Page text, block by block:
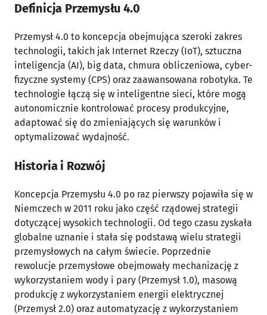
Definicja Przemysłu 4.0
Przemysł 4.0 to koncepcja obejmująca szeroki zakres
technologii, takich jak Internet Rzeczy (IoT), sztuczna
inteligencja (AI), big data, chmura obliczeniowa, cyber-
fizyczne systemy (CPS) oraz zaawansowana robotyka. Te
technologie łączą się w inteligentne sieci, które mogą
autonomicznie kontrolować procesy produkcyjne,
adaptować się do zmieniających się warunków i
optymalizować wydajność.
Historia i Rozwój
Koncepcja Przemysłu 4.0 po raz pierwszy pojawiła się w
Niemczech w 2011 roku jako część rządowej strategii
dotyczącej wysokich technologii. Od tego czasu zyskała
globalne uznanie i stała się podstawą wielu strategii
przemysłowych na całym świecie. Poprzednie
rewolucje przemysłowe obejmowały mechanizację z
wykorzystaniem wody i pary (Przemysł 1.0), masową
produkcję z wykorzystaniem energii elektrycznej
(Przemysł 2.0) oraz automatyzację z wykorzystaniem